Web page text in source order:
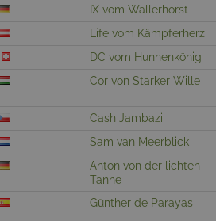
IX vom Wällerhorst
Life vom Kämpferherz
DC vom Hunnenkönig
Cor von Starker Wille
Cash Jambazi
Sam van Meerblick
Anton von der lichten
Tanne
Günther de Parayas